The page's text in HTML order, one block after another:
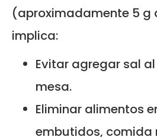
(aproximadamente 5 g
implica:
Evitar agregar sal
mesa.
Eliminar alimentos
embutidos, comida